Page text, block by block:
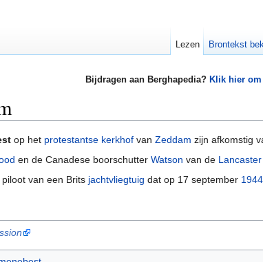
Bijdragen aan Berghapedia? Klik hier
op het protestantse kerkhof van Zeddam zijn afkomstig
en de Canadese boorschutter Watson van de
piloot van een Brits jachtvliegtuig dat op 17 september 1944
Lezen Brontekst